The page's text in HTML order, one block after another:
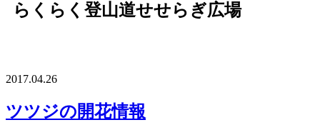
らくらく登山道せせらぎ広場
2017.04.26
ツツジの開花情報